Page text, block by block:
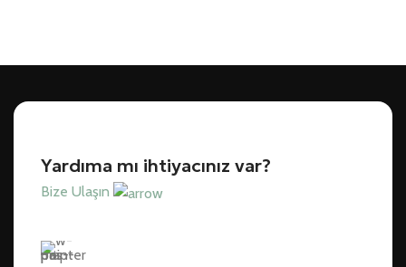
Yardıma mı ihtiyacınız var?
Bize Ulaşın